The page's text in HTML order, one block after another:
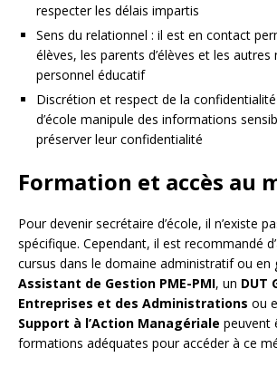
respecter les délais impartis
Sens du relationnel : il est en contact
élèves, les parents d’élèves et les autres
personnel éducatif
Discrétion et respect de la
d’école manipule des informations
préserver leur confidentialité
Formation et accès au
Pour devenir secrétaire d’école, il n’existe
spécifique. Cependant, il est recommandé
cursus dans le domaine administratif ou en
Assistant de Gestion PME-PMI, un DUT
Entreprises et des Administrations ou
Support à l’Action Managériale peuvent
formations adéquates pour accéder à ce